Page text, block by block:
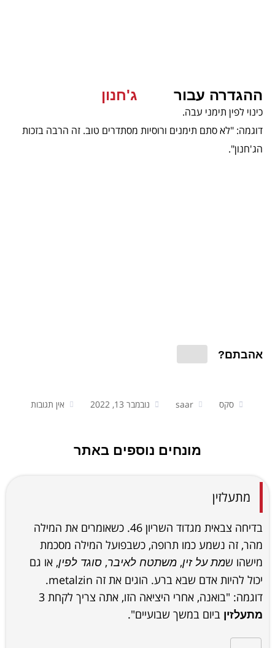
ההגדרה עבור ג'חנון
כינוי לפין תימני עבה.
דוגמה: "לא סתם תימנים ורוסיות מסתדרים טוב. זה הרבה בזכות
הג'חנון".
אהבתם?
סקס saar נובמבר 13, 2022 אין תגובות
מונחים נוספים באתר
מתעלזין
בדיחה צבאית מגדוד השריון 46. כשאומרים את המילה
מהר, זה נשמע כמו תרופה, כשבפועל המילה מסכמת
מישהו שמת על זין, משתטח לאיבר, סוגד לפין, או גם
יכול להיות אדם שבא ברע. הוגים את זה metalzin.
דוגמה: "בואנה, אחרי היציאה הזו, אתה צריך לקחת 3
מתעלזין ביום במשך שבועיים".